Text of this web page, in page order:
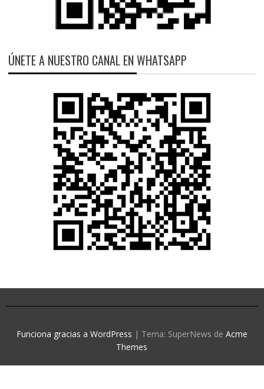
ÚNETE A NUESTRO CANAL EN WHATSAPP
Funciona gracias a WordPress | Tema: SuperNews de Acme
Themes